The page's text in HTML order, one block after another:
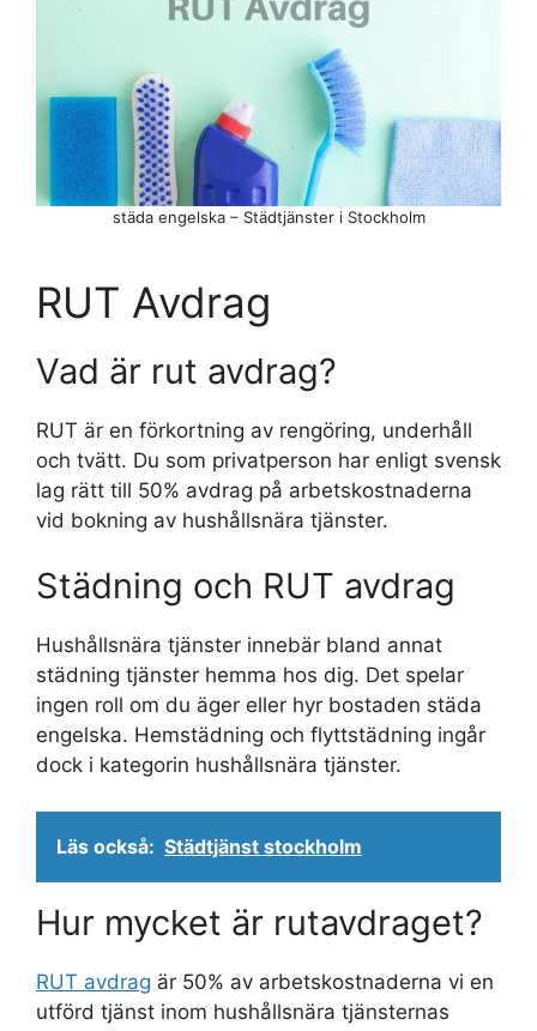
RUT Avdrag
Vad är rut avdrag?
RUT är en förkortning av rengöring, underhåll
och tvätt. Du som privatperson har enligt svensk
lag rätt till 50% avdrag på arbetskostnaderna
vid bokning av hushållsnära tjänster.
Städning och RUT avdrag
Hushållsnära tjänster innebär bland annat
städning tjänster hemma hos dig. Det spelar
ingen roll om du äger eller hyr bostaden städa
engelska. Hemstädning och flyttstädning ingår
dock i kategorin hushållsnära tjänster.
Läs också: Städtjänst stockholm
Hur mycket är rutavdraget?
RUT avdrag är 50% av arbetskostnaderna vi en
utförd tjänst inom hushållsnära tjänsternas
städa engelska – Städtjänster i Stockholm